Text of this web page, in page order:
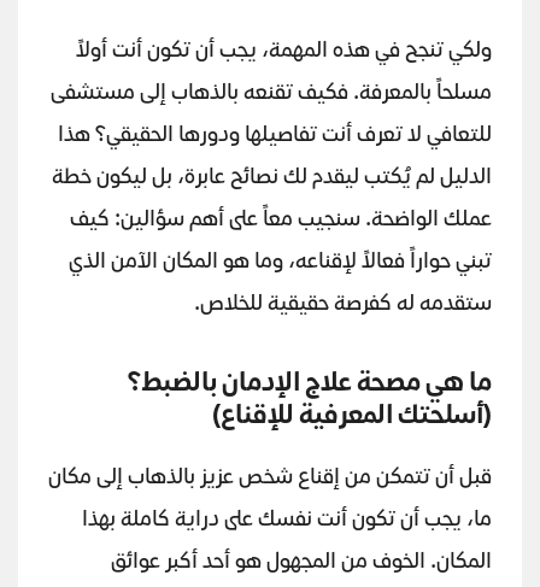
ولكي تنجح في هذه المهمة، يجب أن تكون أنت أولاً
مسلحاً بالمعرفة. فكيف تقنعه بالذهاب إلى مستشفى
للتعافي لا تعرف أنت تفاصيلها ودورها الحقيقي؟ هذا
الدليل لم يُكتب ليقدم لك نصائح عابرة، بل ليكون خطة
عملك الواضحة. سنجيب معاً على أهم سؤالين: كيف
تبني حواراً فعالاً لإقناعه، وما هو المكان الآمن الذي
ستقدمه له كفرصة حقيقية للخلاص.
ما هي مصحة علاج الإدمان بالضبط؟
(أسلحتك المعرفية للإقناع)
قبل أن تتمكن من إقناع شخص عزيز بالذهاب إلى مكان
ما، يجب أن تكون أنت نفسك على دراية كاملة بهذا
المكان. الخوف من المجهول هو أحد أكبر عوائق